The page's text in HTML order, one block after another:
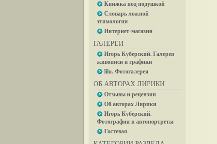
Книжка под подушкой
Словарь ложной
этимологии
Интернет-магазин
ГАЛЕРЕИ
Игорь Куберский. Галерея
живописи и графики
lilu. Фотогалерея
ОБ АВТОРАХ ЛИРИКИ
Отзывы и рецензии
Об авторах Лирики
Игорь Куберский.
Фотографии и автопортреты
Гостевая